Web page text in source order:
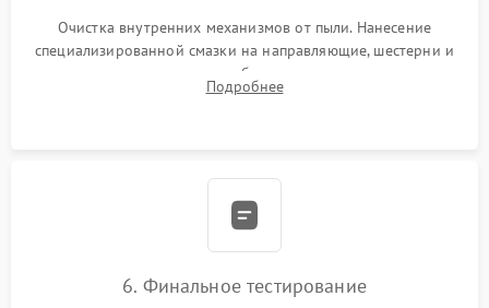
Очистка внутренних механизмов от пыли. Нанесение
специализированной смазки на направляющие, шестерни и
шарниры для плавного и бесшумного хода каретки.
Подключение всех шлейфов, сборка каркаса и аккуратная
Подробнее
6. Финальное тестирование